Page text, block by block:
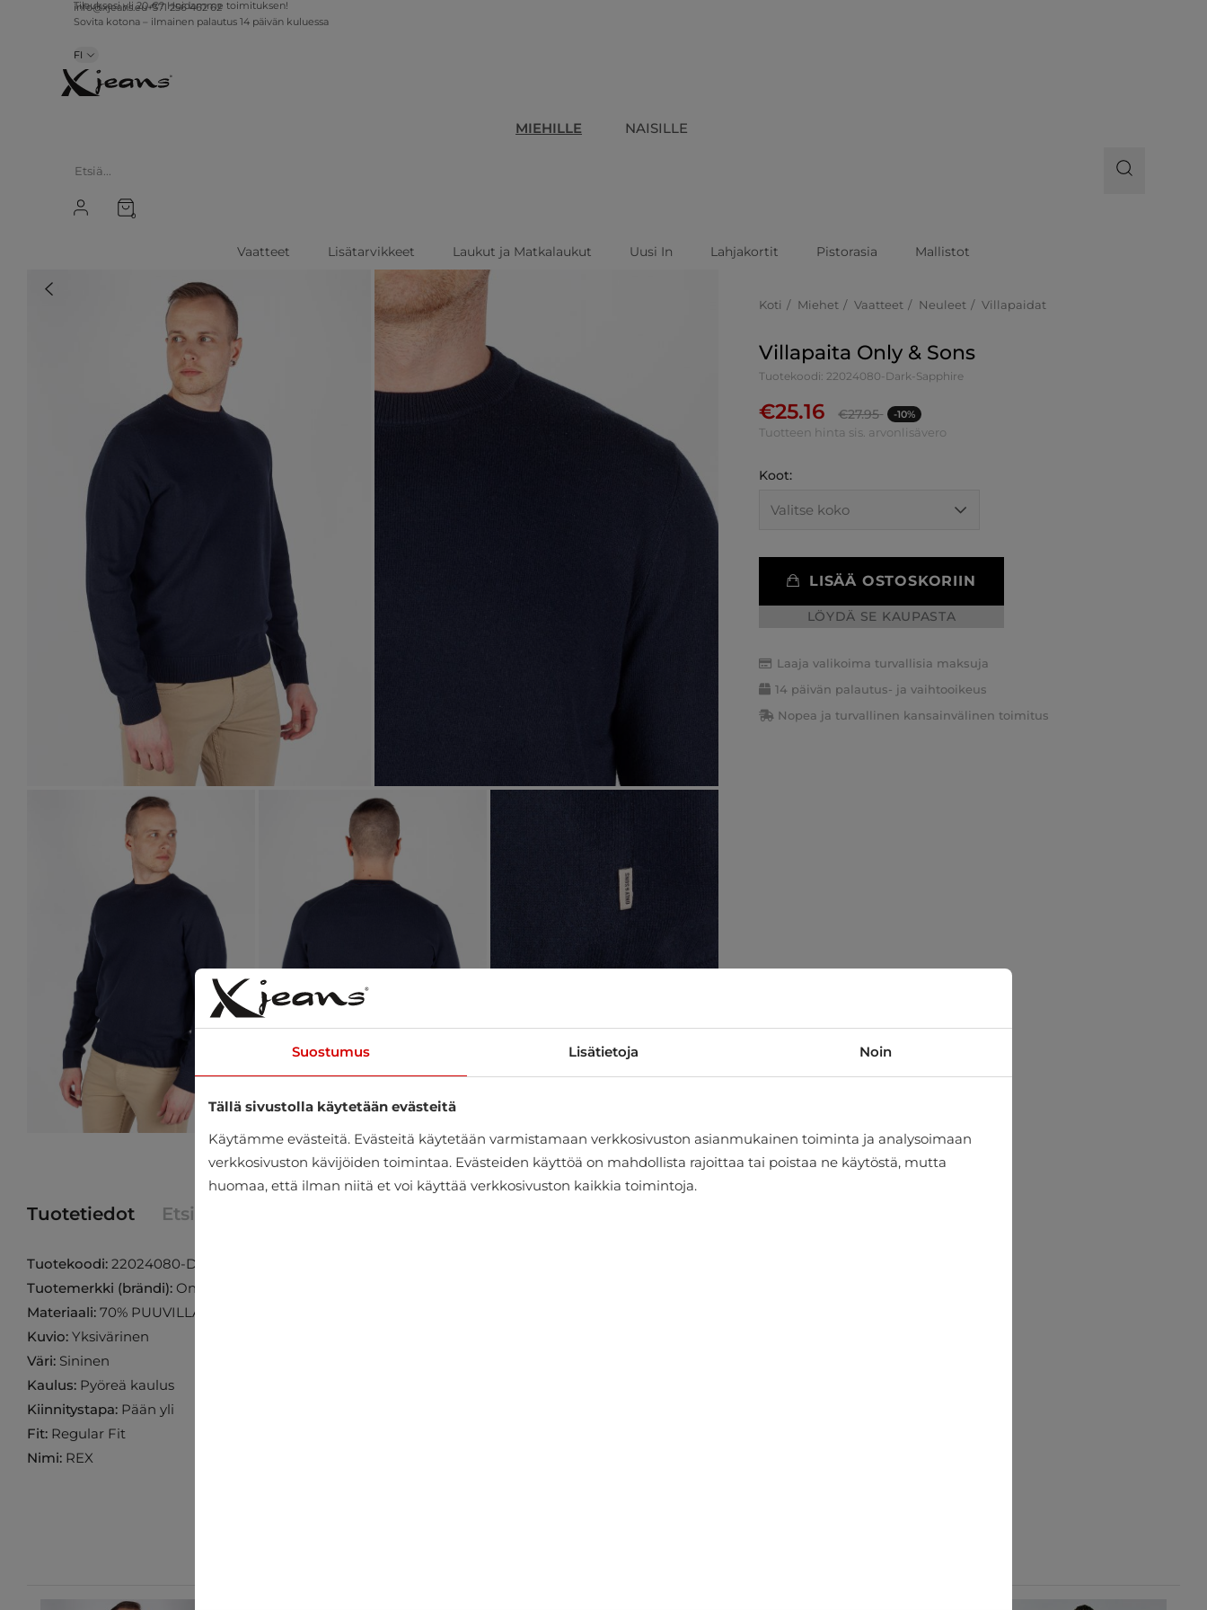
info@xjeans.eu+371 256 462 62
Tilauksesi yli 20 €? Hoidamme toimituksen!
Sovita kotona – ilmainen palautus 14 päivän kuluessa
FI
MIEHILLE NAISILLE
0
Vaatteet Lisätarvikkeet Laukut ja Matkalaukut Uusi In Lahjakortit Pistorasia Mallistot
Koti Miehet Vaatteet Neuleet Villapaidat
Villapaita Only & Sons
Tuotekoodi: 22024080-Dark-Sapphire
€25.16 €27.95 -10%
Tuotteen hinta sis. arvonlisävero
Koot:
LISÄÄ OSTOSKORIIN
LÖYDÄ SE KAUPASTA
Laaja valikoima turvallisia maksuja
14 päivän palautus- ja vaihtooikeus
Nopea ja turvallinen kansainvälinen toimitus
Tuotetiedot Etsi tuote myymälästä
Tuotekoodi: 22024080-Dark-Sapphire
Tuotemerkki (brändi): Only & Sons
Materiaali: 70% PUUVILLA 30% POLYESTERI
Kuvio: Yksivärinen
Väri: Sininen
Kaulus: Pyöreä kaulus
Kiinnitystapa: Pään yli
Fit: Regular Fit
Nimi: REX
Suostumus Lisätietoja Noin
Tällä sivustolla käytetään evästeitä
Käytämme evästeitä. Evästeitä käytetään varmistamaan verkkosivuston asianmukainen toiminta ja analysoimaan
verkkosivuston kävijöiden toimintaa. Evästeiden käyttöä on mahdollista rajoittaa tai poistaa ne käytöstä, mutta
huomaa, että ilman niitä et voi käyttää verkkosivuston kaikkia toimintoja.